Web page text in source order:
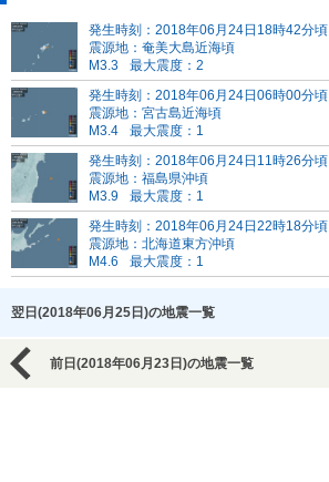
発生時刻：2018年06月24日18時42分頃
震源地：奄美大島近海頃
M3.3
最大震度：2
発生時刻：2018年06月24日06時00分頃
震源地：宮古島近海頃
M3.4
最大震度：1
発生時刻：2018年06月24日11時26分頃
震源地：福島県沖頃
M3.9
最大震度：1
発生時刻：2018年06月24日22時18分頃
震源地：北海道東方沖頃
M4.6
最大震度：1
翌日(2018年06月25日)の地震一覧
前日(2018年06月23日)の地震一覧